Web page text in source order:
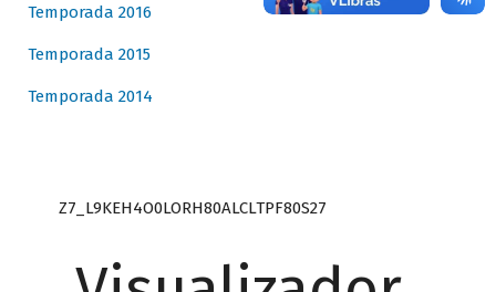
Temporada 2016
Temporada 2015
Temporada 2014
Z7_L9KEH4O0LORH80ALCLTPF80S27